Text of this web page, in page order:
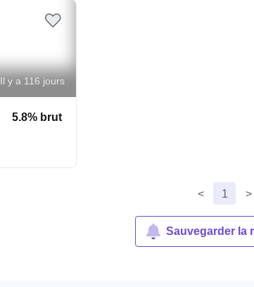
Il y a 116 jours
5.8% brut
< 1 >
Sauvegarder la